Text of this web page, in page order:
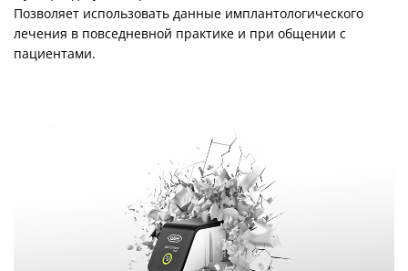
Позволяет использовать данные имплантологического
лечения в повседневной практике и при общении с
пациентами.